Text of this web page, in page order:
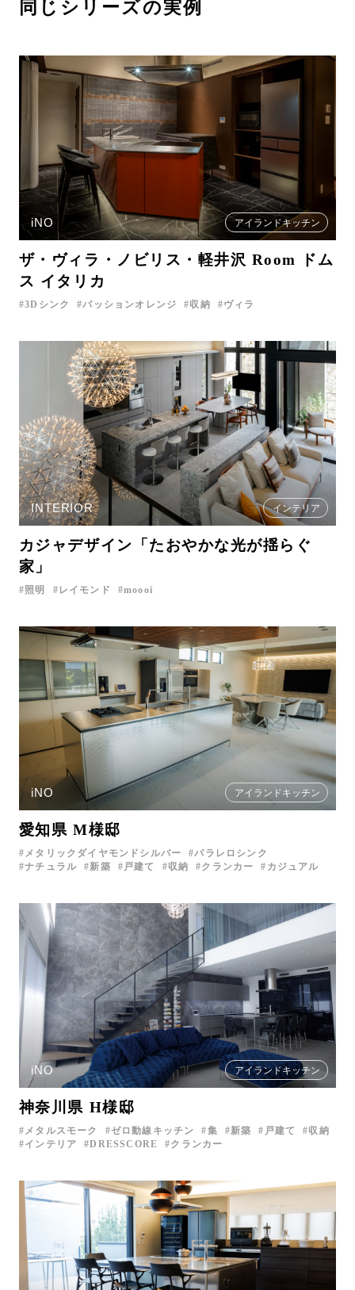
同じシリーズの実例
iNO アイランドキッチン
ザ・ヴィラ・ノビリス・軽井沢 Room ドム
ス イタリカ
3Dシンク パッションオレンジ 収納 ヴィラ
INTERIOR インテリア
カジャデザイン「たおやかな光が揺らぐ
家」
照明 レイモンド moooi
iNO アイランドキッチン
愛知県 M様邸
メタリックダイヤモンドシルバー
パラレロシンク
ナチュラル
新築 戸建て 収納 クランカー カジュアル
iNO アイランドキッチン
神奈川県 H様邸
メタルスモーク ゼロ動線キッチン 集 新築 戸建て
収納
インテリア
DRESSCORE クランカー